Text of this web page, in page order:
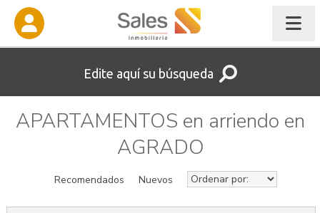
Edite aquí su búsqueda
APARTAMENTOS en arriendo en
AGRADO
Recomendados Nuevos